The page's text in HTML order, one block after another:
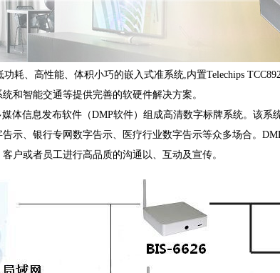
耗、高性能、体积小巧的嵌入式准系统,内置Telechips
和智能交通等提供完善的软硬件解决方案。
体信息发布软件（DMP软件）组成高清数字标牌系统。该
示、银行专网数字告示、医疗行业数字告示等众多场合。
户或者员工进行高品质的沟通以、互动及宣传。